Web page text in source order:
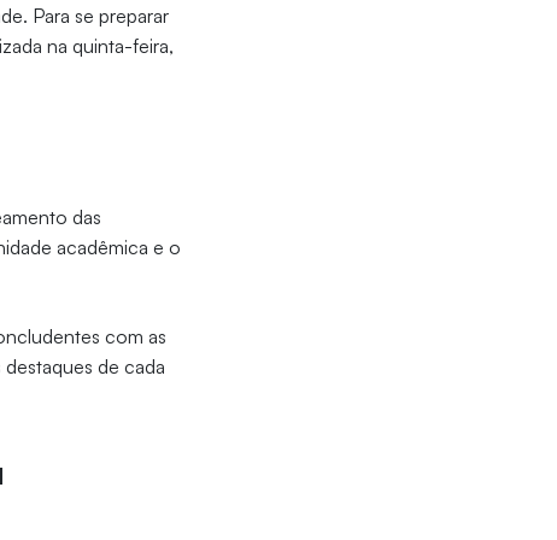
Para se preparar
na quinta-feira,
das
acadêmica e o
com as
de cada